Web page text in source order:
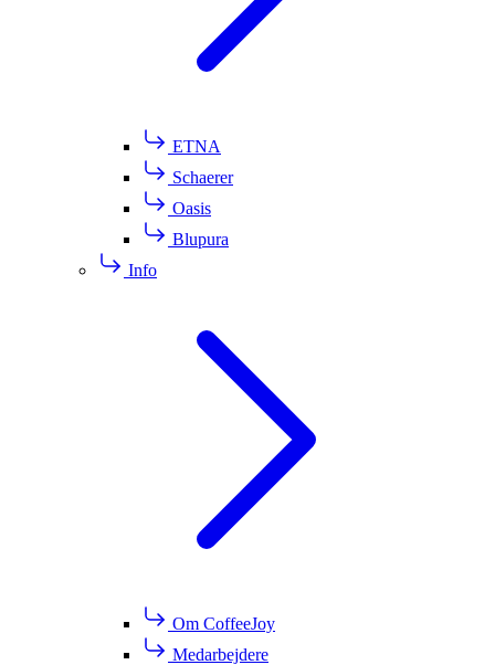
ETNA
Schaerer
Oasis
Blupura
Info
Om CoffeeJoy
Medarbejdere